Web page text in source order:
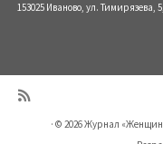
153025 Иваново, ул. Тимирязева,
· © 2026Журнал